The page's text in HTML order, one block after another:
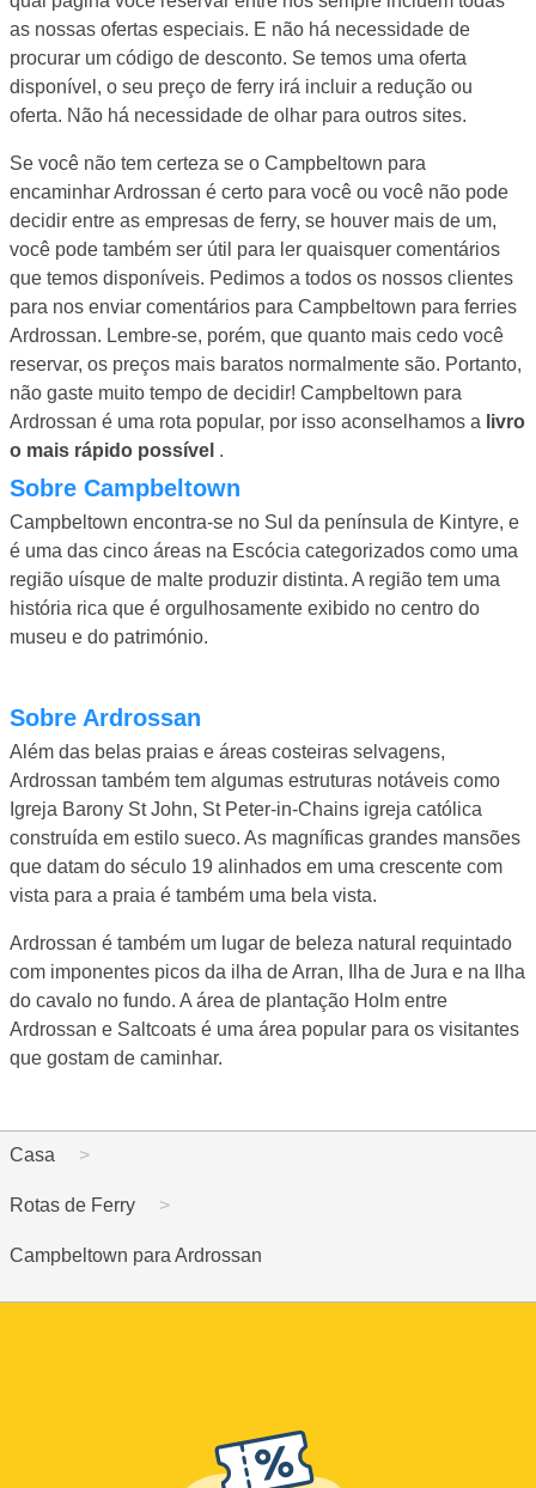
as nossas ofertas especiais. E não há necessidade de
procurar um código de desconto. Se temos uma oferta
disponível, o seu preço de ferry irá incluir a redução ou
oferta. Não há necessidade de olhar para outros sites.
Se você não tem certeza se o Campbeltown para
encaminhar Ardrossan é certo para você ou você não pode
decidir entre as empresas de ferry, se houver mais de um,
você pode também ser útil para ler quaisquer comentários
que temos disponíveis. Pedimos a todos os nossos clientes
para nos enviar comentários para Campbeltown para ferries
Ardrossan. Lembre-se, porém, que quanto mais cedo você
reservar, os preços mais baratos normalmente são. Portanto,
não gaste muito tempo de decidir! Campbeltown para
Ardrossan é uma rota popular, por isso aconselhamos a livro
o mais rápido possível .
Sobre Campbeltown
Campbeltown encontra-se no Sul da península de Kintyre, e
é uma das cinco áreas na Escócia categorizados como uma
região uísque de malte produzir distinta. A região tem uma
história rica que é orgulhosamente exibido no centro do
museu e do património.
Sobre Ardrossan
Além das belas praias e áreas costeiras selvagens,
Ardrossan também tem algumas estruturas notáveis ​​como
Igreja Barony St John, St Peter-in-Chains igreja católica
construída em estilo sueco. As magníficas grandes mansões
que datam do século 19 alinhados em uma crescente com
vista para a praia é também uma bela vista.
Ardrossan é também um lugar de beleza natural requintado
com imponentes picos da ilha de Arran, Ilha de Jura e na Ilha
do cavalo no fundo. A área de plantação Holm entre
Ardrossan e Saltcoats é uma área popular para os visitantes
que gostam de caminhar.
Casa
Rotas de Ferry
Campbeltown para Ardrossan